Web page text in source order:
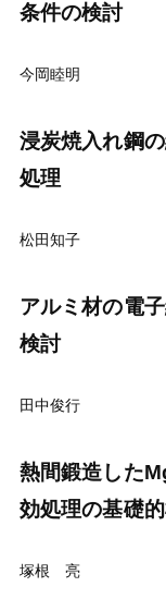
条件
今岡睦明
浸炭焼入れ鋼
処
松田知子
アルミ材の電
検
田中俊行
熱間鍛造した
効処理の基
塚根 亮